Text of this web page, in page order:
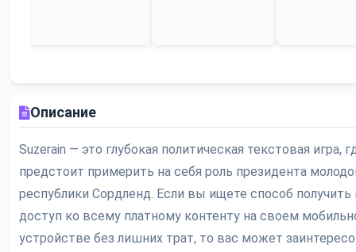
Описание
Suzerain — это глубокая политическая текстовая игра,
предстоит примерить на себя роль президента
республики Сордленд. Если вы ищете способ
доступ ко всему платному контенту на своем
устройстве без лишних трат, то вас может